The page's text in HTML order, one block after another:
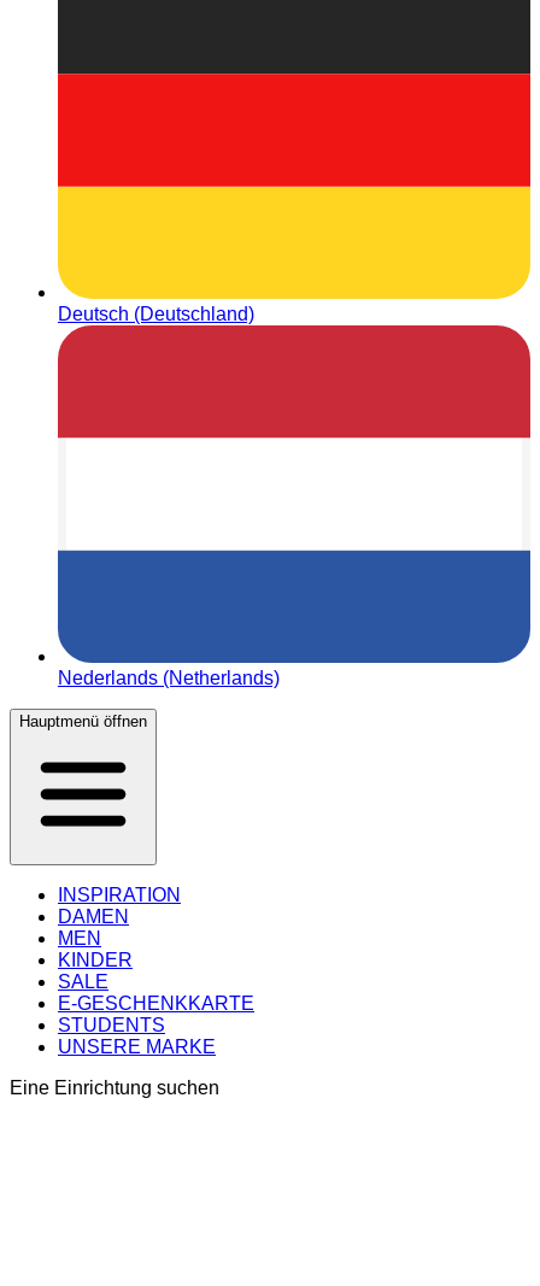
Deutsch (Deutschland)
Nederlands (Netherlands)
Hauptmenü öffnen
INSPIRATION
DAMEN
MEN
KINDER
SALE
E-GESCHENKKARTE
STUDENTS
UNSERE MARKE
Eine Einrichtung suchen